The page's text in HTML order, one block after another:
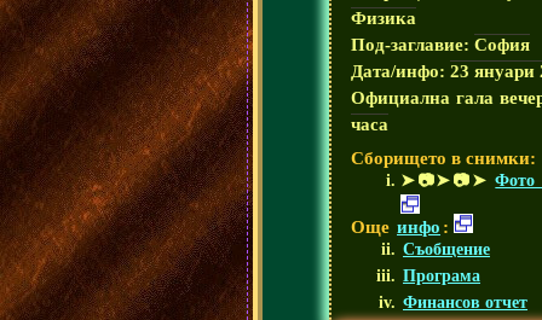
Физика
Под-заглавие: София
Дата/инфо: 23 януари
Официална гала
часа
Сборището в снимки:
➤📷➤📷➤ Фото
Още инфо :
Съобщение
Програма
Финансов отчет